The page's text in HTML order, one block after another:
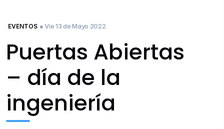
EVENTOS ● Vie 13 de Mayo 2022
Puertas Abiertas
– día de la
ingeniería